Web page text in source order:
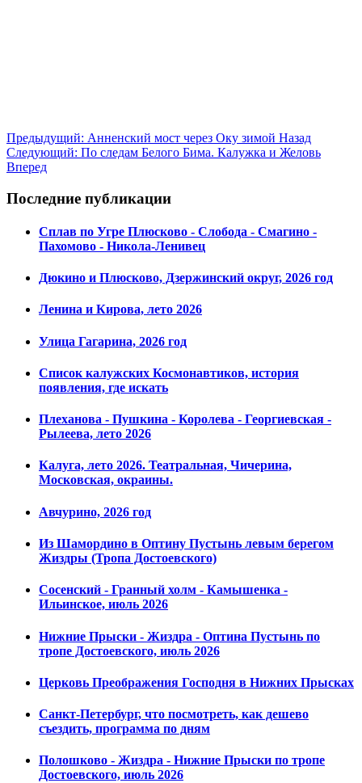
Предыдущий: Анненский мост через Оку зимой Назад
Следующий: По следам Белого Бима. Калужка и Желовь
Вперед
Последние публикации
Сплав по Угре Плюсково - Слобода - Смагино -
Пахомово - Никола-Ленивец
Дюкино и Плюсково, Дзержинский округ, 2026 год
Ленина и Кирова, лето 2026
Улица Гагарина, 2026 год
Список калужских Космонавтиков, история
появления, где искать
Плеханова - Пушкина - Королева - Георгиевская -
Рылеева, лето 2026
Калуга, лето 2026. Театральная, Чичерина,
Московская, окраины.
Авчурино, 2026 год
Из Шамордино в Оптину Пустынь левым берегом
Жиздры (Тропа Достоевского)
Сосенский - Гранный холм - Камышенка -
Ильинское, июль 2026
Нижние Прыски - Жиздра - Оптина Пустынь по
тропе Достоевского, июль 2026
Церковь Преображения Господня в Нижних Прысках
Санкт-Петербург, что посмотреть, как дешево
съездить, программа по дням
Полошково - Жиздра - Нижние Прыски по тропе
Достоевского, июль 2026